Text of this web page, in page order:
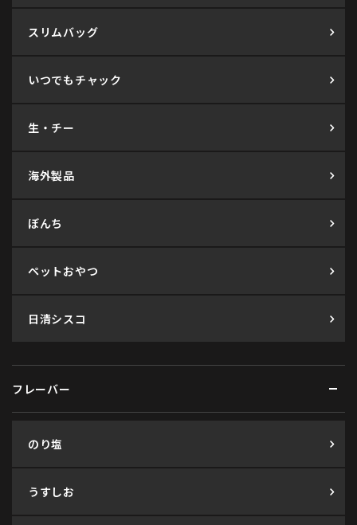
スリムバッグ
いつでもチャック
生・チー
海外製品
ぼんち
ペットおやつ
日清シスコ
フレーバー
のり塩
うすしお